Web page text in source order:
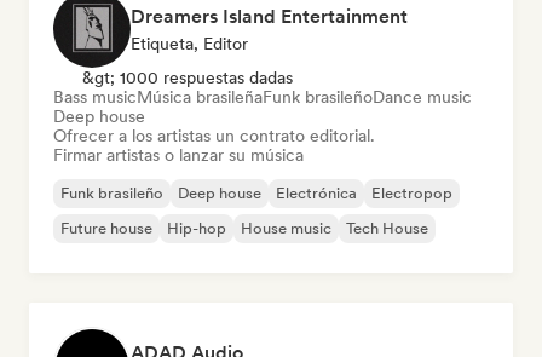
Dreamers Island Entertainment
Etiqueta, Editor
&gt; 1000 respuestas dadas
Bass musicMúsica brasileñaFunk brasileñoDance music
Deep house
Ofrecer a los artistas un contrato editorial.
Firmar artistas o lanzar su música
Funk brasileño Deep house Electrónica
Electropop
Future house
Hip-hop House music Tech House